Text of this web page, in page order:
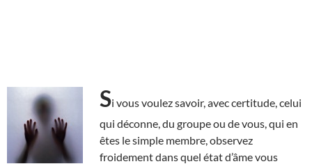
Si vous voulez savoir, avec certitude, celui
qui déconne, du groupe ou de vous, qui en
êtes le simple membre, observez
froidement dans quel état d’âme vous